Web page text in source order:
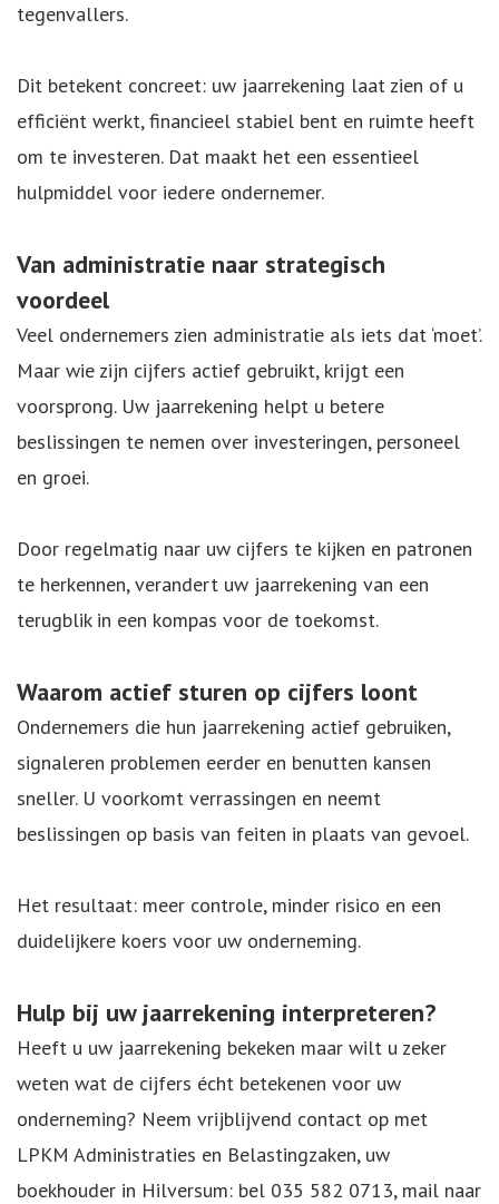
tegenvallers.
Dit betekent concreet: uw jaarrekening laat zien of u
efficiënt werkt, financieel stabiel bent en ruimte heeft
om te investeren. Dat maakt het een essentieel
hulpmiddel voor iedere ondernemer.
Van administratie naar strategisch
voordeel
Veel ondernemers zien administratie als iets dat ‘moet’.
Maar wie zijn cijfers actief gebruikt, krijgt een
voorsprong. Uw jaarrekening helpt u betere
beslissingen te nemen over investeringen, personeel
en groei.
Door regelmatig naar uw cijfers te kijken en patronen
te herkennen, verandert uw jaarrekening van een
terugblik in een kompas voor de toekomst.
Waarom actief sturen op cijfers loont
Ondernemers die hun jaarrekening actief gebruiken,
signaleren problemen eerder en benutten kansen
sneller. U voorkomt verrassingen en neemt
beslissingen op basis van feiten in plaats van gevoel.
Het resultaat: meer controle, minder risico en een
duidelijkere koers voor uw onderneming.
Hulp bij uw jaarrekening interpreteren?
Heeft u uw jaarrekening bekeken maar wilt u zeker
weten wat de cijfers écht betekenen voor uw
onderneming? Neem vrijblijvend contact op met
LPKM Administraties en Belastingzaken, uw
boekhouder in Hilversum: bel 035 582 0713, mail naar